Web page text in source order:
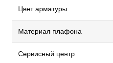
Цвет арматуры
Материал плафона
Сервисный центр